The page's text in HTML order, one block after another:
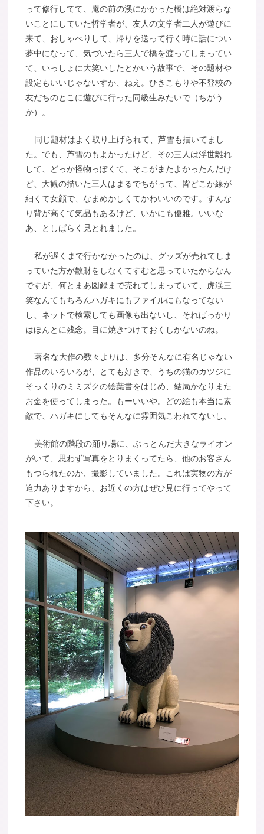
って修行してて、庵の前の溪にかかった橋は絶対渡らな
いことにしていた哲学者が、友人の文学者二人が遊びに
来て、おしゃべりして、帰りを送って行く時に話につい
夢中になって、気づいたら三人で橋を渡ってしまってい
て、いっしょに大笑いしたとかいう故事で、その題材や
設定もいいじゃないすか、ねえ。ひきこもりや不登校の
友だちのとこに遊びに行った同級生みたいで（ちがう
か）。
同じ題材はよく取り上げられて、芦雪も描いてまし
た。でも、芦雪のもよかったけど、その三人は浮世離れ
して、どっか怪物っぽくて、そこがまたよかったんだけ
ど、大観の描いた三人はまるでちがって、皆どこか線が
細くて女顔で、なまめかしくてかわいいのです。すんな
り背が高くて気品もあるけど、いかにも優雅。いいな
あ、としばらく見とれました。
私が遅くまで行かなかったのは、グッズが売れてしま
っていた方が散財をしなくてすむと思っていたからなん
ですが、何とまあ図録まで売れてしまっていて、虎渓三
笑なんてもちろんハガキにもファイルにもなってない
し、ネットで検索しても画像も出ないし、そればっかり
はほんとに残念。目に焼きつけておくしかないのね。
著名な大作の数々よりは、多分そんなに有名じゃない
作品のいろいろが、とても好きで、うちの猫のカツジに
そっくりのミミズクの絵葉書をはじめ、結局かなりまた
お金を使ってしまった。もーいいや。どの絵も本当に素
敵で、ハガキにしてもそんなに雰囲気こわれてないし。
美術館の階段の踊り場に、ぶっとんだ大きなライオン
がいて、思わず写真をとりまくってたら、他のお客さん
もつられたのか、撮影していました。これは実物の方が
迫力ありますから、お近くの方はぜひ見に行ってやって
下さい。